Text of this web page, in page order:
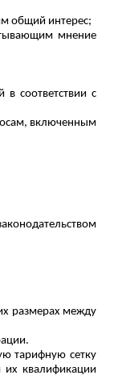
общий интерес;
мнение
соответствии с
включенным
размерах между
тарифную сетку
их квалификации